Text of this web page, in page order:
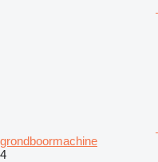
grondboormachine
4